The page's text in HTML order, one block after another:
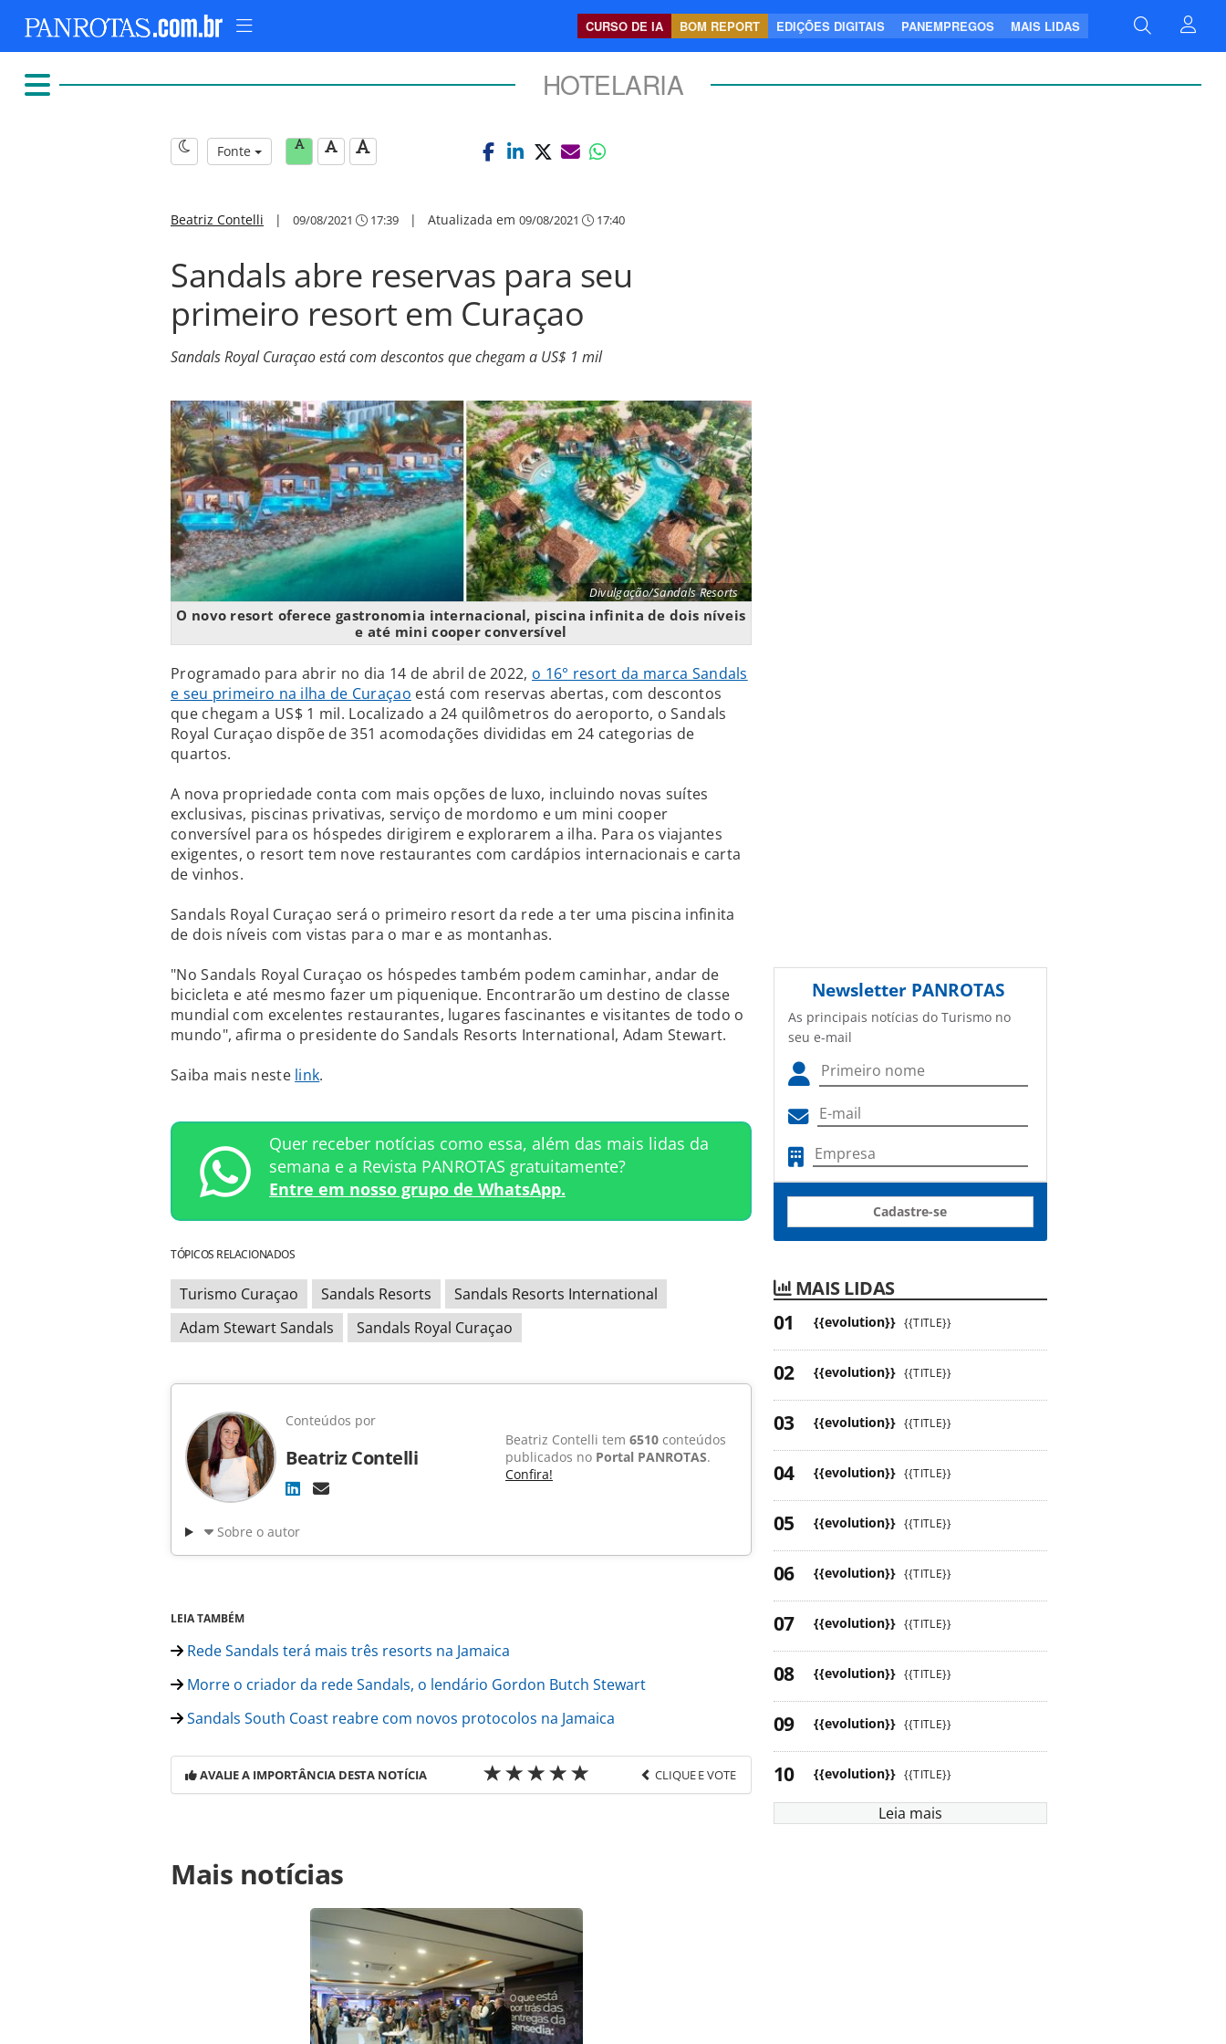
CURSO DE IA BOM REPORT EDIÇÕES DIGITAIS PANEMPREGOS MAIS LIDAS
HOTELARIA
Fonte
Beatriz Contelli | 09/08/2021 17:39 | Atualizada em 09/08/2021 17:40
Sandals abre reservas para seu
primeiro resort em Curaçao
Sandals Royal Curaçao está com descontos que chegam a US$ 1 mil
Divulgação/Sandals Resorts
O novo resort oferece gastronomia internacional, piscina infinita de dois níveis
e até mini cooper conversível
Programado para abrir no dia 14 de abril de 2022, o 16° resort da marca Sandals
e seu primeiro na ilha de Curaçao está com reservas abertas, com descontos
que chegam a US$ 1 mil. Localizado a 24 quilômetros do aeroporto, o Sandals
Royal Curaçao dispõe de 351 acomodações divididas em 24 categorias de
quartos.
A nova propriedade conta com mais opções de luxo, incluindo novas suítes
exclusivas, piscinas privativas, serviço de mordomo e um mini cooper
conversível para os hóspedes dirigirem e explorarem a ilha. Para os viajantes
exigentes, o resort tem nove restaurantes com cardápios internacionais e carta
de vinhos.
Sandals Royal Curaçao será o primeiro resort da rede a ter uma piscina infinita
de dois níveis com vistas para o mar e as montanhas.
"No Sandals Royal Curaçao os hóspedes também podem caminhar, andar de
bicicleta e até mesmo fazer um piquenique. Encontrarão um destino de classe
mundial com excelentes restaurantes, lugares fascinantes e visitantes de todo o
mundo", afirma o presidente do Sandals Resorts International, Adam Stewart.
Saiba mais neste link.
Quer receber notícias como essa, além das mais lidas da
semana e a Revista PANROTAS gratuitamente?
Entre em nosso grupo de WhatsApp.
TÓPICOS RELACIONADOS
Turismo Curaçao Sandals Resorts
Sandals Resorts International
Adam Stewart Sandals
Sandals Royal Curaçao
Conteúdos por
Beatriz Contelli
Beatriz Contelli tem 6510 conteúdos
publicados no Portal PANROTAS.
Confira!
Sobre o autor
LEIA TAMBÉM
Rede Sandals terá mais três resorts na Jamaica
Morre o criador da rede Sandals, o lendário Gordon Butch Stewart
Sandals South Coast reabre com novos protocolos na Jamaica
AVALIE A IMPORTÂNCIA DESTA NOTÍCIA CLIQUE E VOTE
https://www.panrotas.com.br/hotelaria/inauguracoes/2021/08/sandals-abre-reservas-
para-seu-primeiro-resort-em-curacao_183479.html ou as ferramentas oferecidas na
página. Todo o conteúdo produzido pela PANROTAS Editora é protegido pela legislação
brasileira sobre direito autoral. Não reproduza o conteúdo sem autorização da
PANROTAS Editora (copyright@panrotas.com.br).
Mais notícias
Newsletter PANROTAS
As principais notícias do Turismo no
seu e-mail
Cadastre-se
MAIS LIDAS
{{evolution}} {{TITLE}}
{{evolution}} {{TITLE}}
{{evolution}} {{TITLE}}
{{evolution}} {{TITLE}}
{{evolution}} {{TITLE}}
{{evolution}} {{TITLE}}
{{evolution}} {{TITLE}}
{{evolution}} {{TITLE}}
{{evolution}} {{TITLE}}
{{evolution}} {{TITLE}}
Leia mais